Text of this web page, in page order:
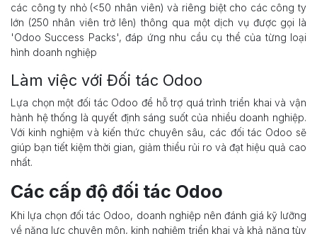
các công ty nhỏ (<50 nhân viên) và riêng biệt cho các công ty
lớn (250 nhân viên trở lên) thông qua một dịch vụ được gọi là
'Odoo Success Packs', đáp ứng nhu cầu cụ thể của từng loại
hình doanh nghiệp
Làm việc với Đối tác Odoo
Lựa chọn một đối tác Odoo để hỗ trợ quá trình triển khai và vận
hành hệ thống là quyết định sáng suốt của nhiều doanh nghiệp.
Với kinh nghiệm và kiến thức chuyên sâu, các đối tác Odoo sẽ
giúp bạn tiết kiệm thời gian, giảm thiểu rủi ro và đạt hiệu quả cao
nhất.
Các cấp độ đối tác Odoo
Khi lựa chọn đối tác Odoo, doanh nghiệp nên đánh giá kỹ lưỡng
về năng lực chuyên môn, kinh nghiệm triển khai và khả năng tùy